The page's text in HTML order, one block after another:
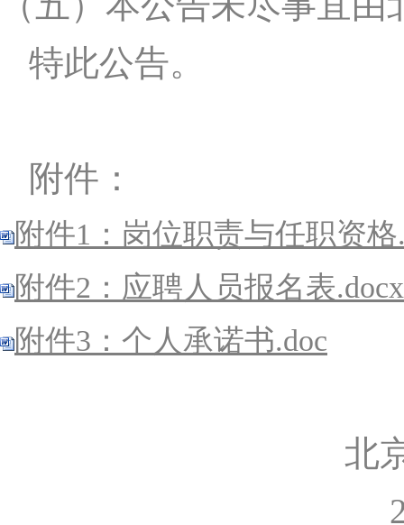
特此公告。
附件：
附件1：岗位职责与任职资格
附件2：应聘人员报名表.docx
附件3：个人承诺书.doc
北